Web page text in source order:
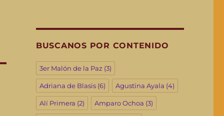
BUSCANOS POR CONTENIDO
3er Malón de la Paz (3)
Adriana de Blasis(6) Agustina Ayala (4)
Alí Primera (2) Amparo Ochoa (3)